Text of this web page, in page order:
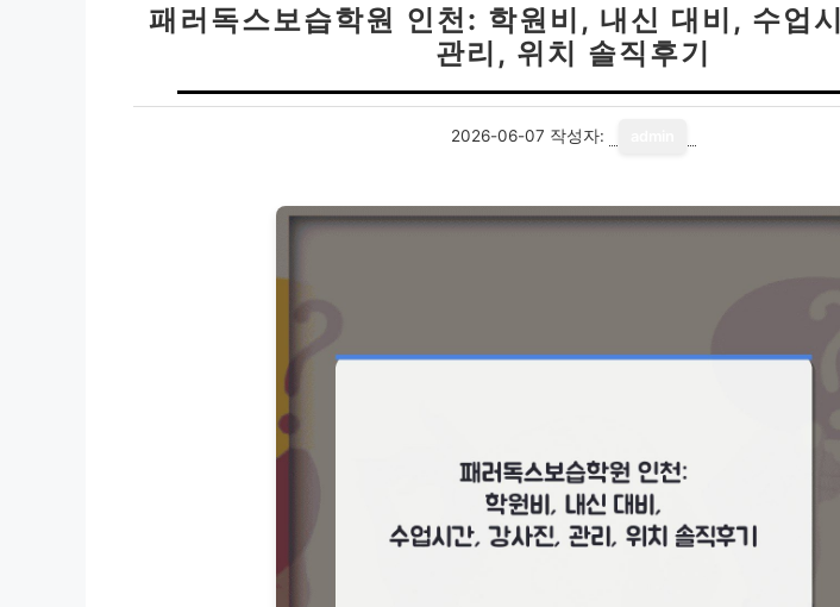
패러독스보습학원 인천: 학원비, 내신 대비, 수업
관리, 위치 솔직후기
2026-06-07 작성자: